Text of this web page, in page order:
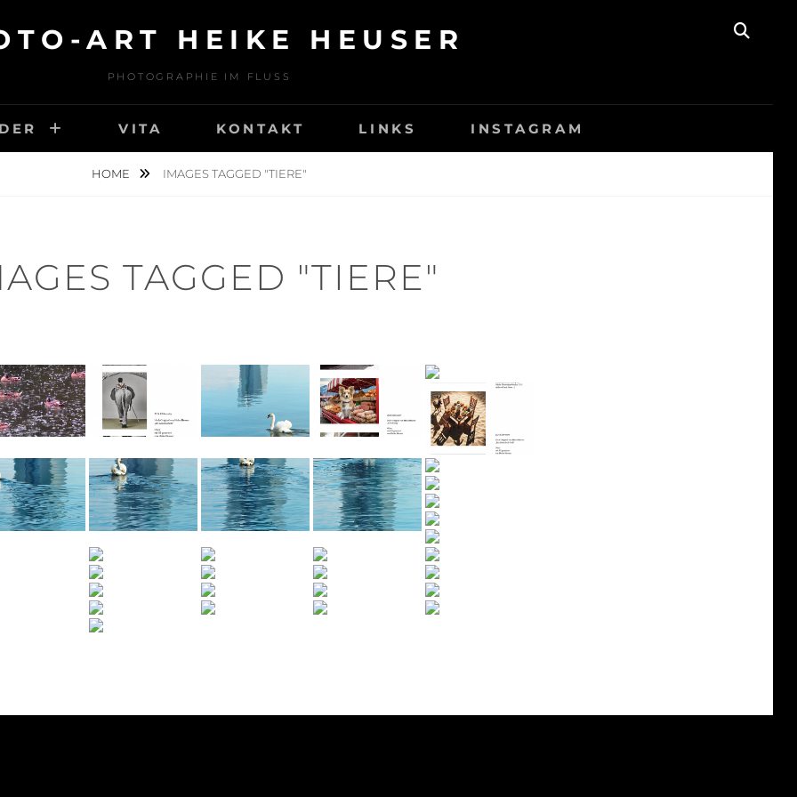
ART HEIKE HEUSER
PHOTOGRAPHIE IM FLUSS
VITA KONTAKT LINKS INSTAGRAM
HOME IMAGES TAGGED "TIERE"
TAGGED "TIERE"